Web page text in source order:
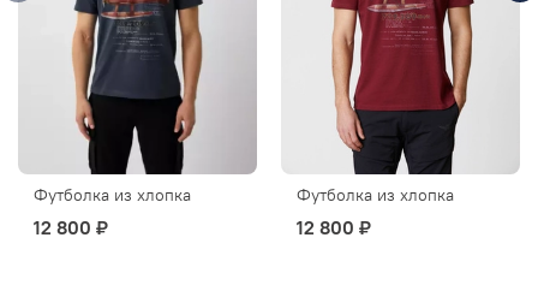
Футболка из хлопка
12 800 ₽
Футболка из хлопка
12 800 ₽